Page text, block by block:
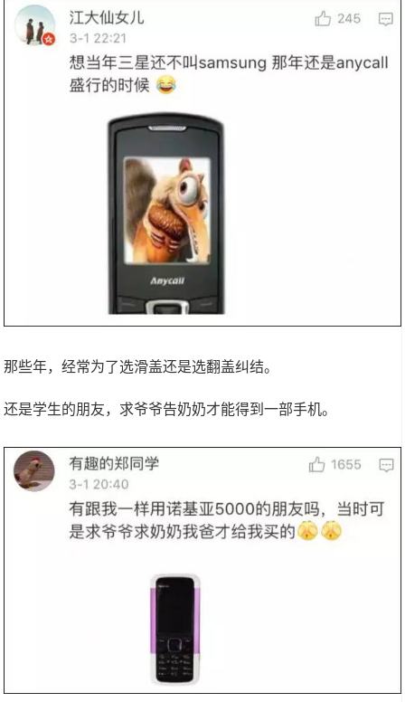
那些年，经常为了选滑盖还是选翻盖纠结。
还是学生的朋友，求爷爷告奶奶才能得到一部手机。